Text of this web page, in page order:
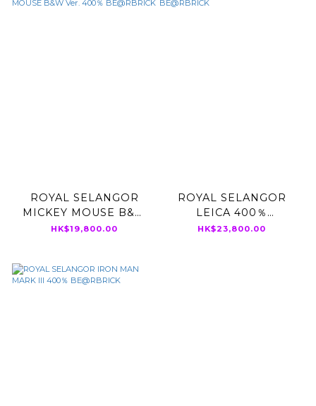
ROYAL SELANGOR
MICKEY MOUSE B&W
Ver. 400％
HK$19,800.00
ROYAL SELANGOR
LEICA 400％
BE@RBRICK
HK$23,800.00